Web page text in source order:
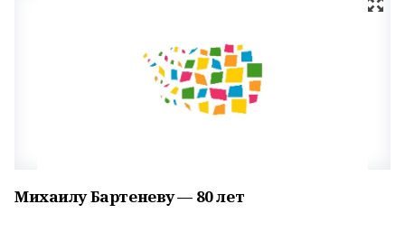
Михаилу Бартеневу — 80 лет